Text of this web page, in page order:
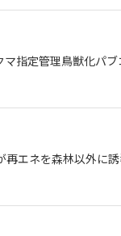
マ指定管理鳥獣化パ
エネを森林以外に